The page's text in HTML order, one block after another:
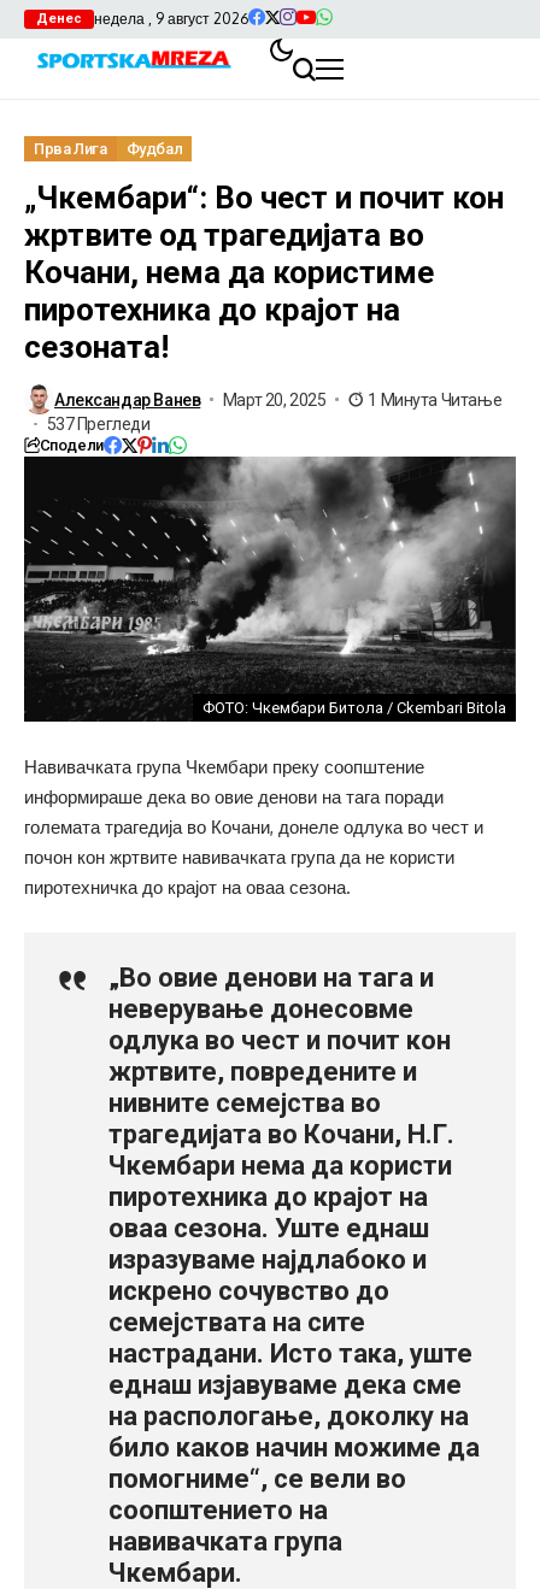
Денес недела , 9 август 2026
Прва Лига Фудбал
„Чкембари“: Во чест и почит кон
жртвите од трагедијата во
Кочани, нема да користиме
пиротехника до крајот на
сезоната!
Александар Ванев Март 20, 2025
1 Минута Читање
537 Прегледи
Сподели
ФОТО: Чкембари Битола / Ckembari Bitola
Навивачката група Чкембари преку соопштение
информираше дека во овие денови на тага поради
големата трагедија во Кочани, донеле одлука во чест и
почон кон жртвите навивачката група да не користи
пиротехничка до крајот на оваа сезона.
„Во овие денови на тага и
неверување донесовме
одлука во чест и почит кон
жртвите, повредените и
нивните семејства во
трагедијата во Кочани, Н.Г.
Чкембари нема да користи
пиротехника до крајот на
оваа сезона. Уште еднаш
изразуваме најдлабоко и
искрено сочувство до
семејствата на сите
настрадани. Исто така, уште
еднаш изјавуваме дека сме
на распологање, доколку на
било каков начин можиме да
помогниме“, се вели во
соопштението на
навивачката група
Чкембари.